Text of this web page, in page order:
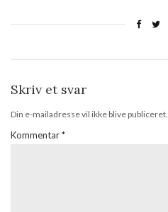
Skriv et svar
Din e-mailadresse vil ikke blive publiceret.
Kommentar*